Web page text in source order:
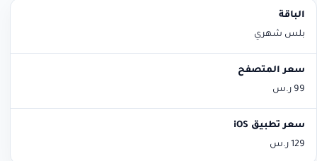
الباقة
بلس شهري
99 ر.س
129 ر.س